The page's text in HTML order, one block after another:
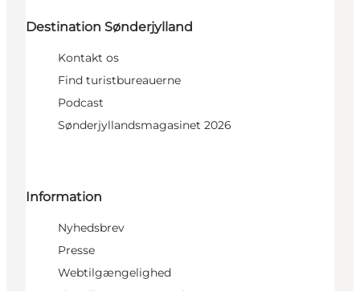
Destination Sønderjylland
Kontakt os
Find turistbureauerne
Podcast
Sønderjyllandsmagasinet 2026
Information
Nyhedsbrev
Presse
Webtilgængelighed